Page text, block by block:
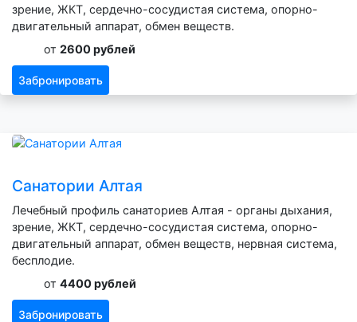
зрение, ЖКТ, сердечно-сосудистая система, опорно-
двигательный аппарат, обмен веществ.
от 2600 рублей
Забронировать
Санатории Алтая
Лечебный профиль санаториев Алтая - органы дыхания,
зрение, ЖКТ, сердечно-сосудистая система, опорно-
двигательный аппарат, обмен веществ, нервная система,
бесплодие.
от 4400 рублей
Забронировать